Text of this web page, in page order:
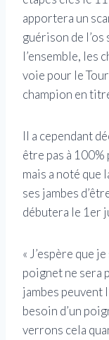
apportera un
guérison de
l’ensemble, les
voie pour le
champion en
Il a cependant
être pas à
mais a noté que
ses jambes
débutera le 1er
« J’espère que
poignet ne sera
jambes peuvent
besoin d’un
verrons cela